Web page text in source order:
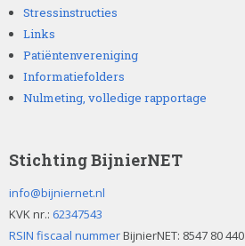
Stressinstructies
Links
Patiëntenvereniging
Informatiefolders
Nulmeting, volledige rapportage
Stichting BijnierNET
info@bijniernet.nl
KVK nr.: 62347543
RSIN fiscaal nummerBijnierNET: 8547 80 440